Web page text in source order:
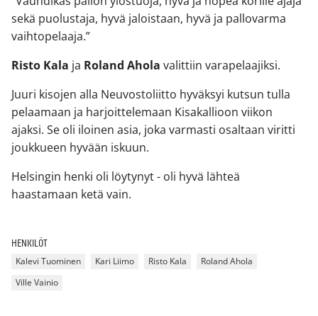
sekä puolustaja, hyvä jaloistaan, hyvä ja pallovarma
vaihtopelaaja.”
Risto Kala ja Roland Ahola valittiin varapelaajiksi.
Juuri kisojen alla Neuvostoliitto hyväksyi kutsun tulla
pelaamaan ja harjoittelemaan Kisakallioon viikon
ajaksi. Se oli iloinen asia, joka varmasti osaltaan viritti
joukkueen hyvään iskuun.
Helsingin henki oli löytynyt - oli hyvä lähteä
haastamaan ketä vain.
HENKILÖT
Kalevi Tuominen Kari Liimo Risto Kala
Roland Ahola
Ville Vainio